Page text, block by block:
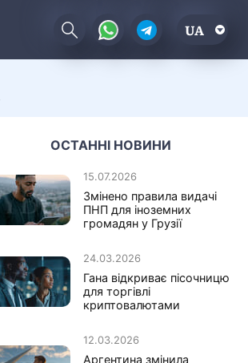
UA
ОСТАННІ НОВИНИ
15.07.2026
Змінено правила видачі
ПНП для іноземних
громадян у Грузії
24.03.2026
Гана відкриває пісочницю
для торгівлі
криптовалютами
12.03.2026
Аргентина змінила